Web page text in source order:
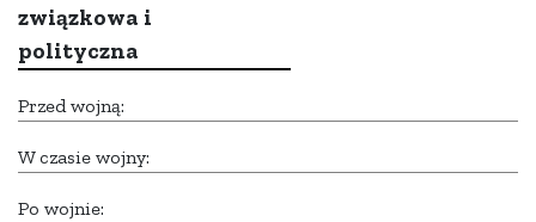
związkowa i
polityczna
Przed wojną:
W czasie wojny:
Po wojnie: